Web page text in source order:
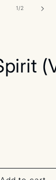
1 /of
2